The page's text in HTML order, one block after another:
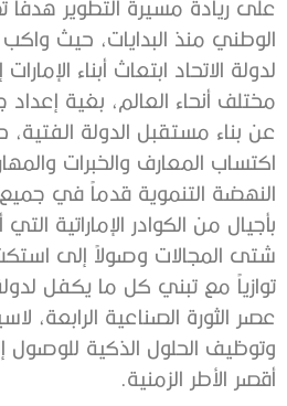
على ريادة مسيرة التطوير هدفاً
الوطني منذ البدايات، حيث واكب
لدولة الاتحاد ابتعاث أبناء
مختلف أنحاء العالم، بغية
عن بناء مستقبل الدولة
اكتساب المعارف والخبرات
النهضة التنموية قدماً في جميع
بأجيال من الكوادر الإماراتية
شتى المجالات وصولاً إلى
توازياً مع تبني كل ما يكفل
عصر الثورة الصناعية الرابعة،
وتوظيف الحلول الذكية
أقصر الأطر الزمنية.